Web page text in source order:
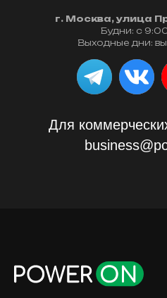
г. Москва, улица
Будни: с
Выходные дни:
Для